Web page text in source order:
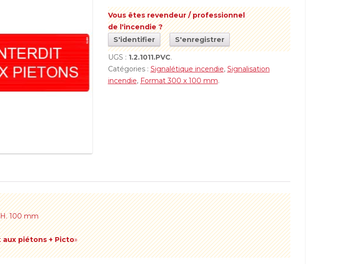
Vous êtes revendeur / professionnel
de l'incendie ?
S'identifier
S'enregistrer
UGS : 1.2.1011.PVC.
Catégories : Signalétique incendie, Signalisation
incendie, Format 300 x 100 mm.
100 mm
piétons + Picto»